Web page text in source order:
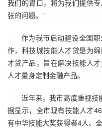
我们的胃口，将为我们提供
张的问题。”
作为我市启动建设全国
作，科技城技能人才贷是为
才贷产品，旨在解决技能人
人才量身定制金融产品。
近年来，我市高度重视技
据显示，全市现有技能人才
有中华技能大奖获得者4人、